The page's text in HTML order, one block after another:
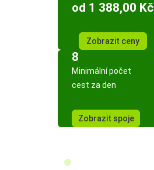
od 1 388,00 Kč
Zobrazit ceny
8
Minimální počet
cest za den
Zobrazit spoje